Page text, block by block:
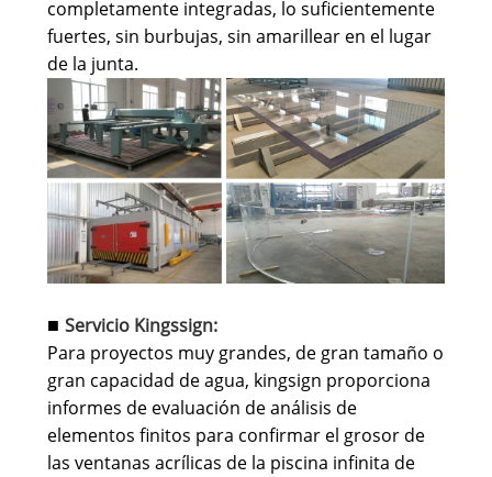
completamente integradas, lo suficientemente
fuertes, sin burbujas, sin amarillear en el lugar
de la junta.
■ Servicio Kingssign:
Para proyectos muy grandes, de gran tamaño o
gran capacidad de agua, kingsign proporciona
informes de evaluación de análisis de
elementos finitos para confirmar el grosor de
las ventanas acrílicas de la piscina infinita de